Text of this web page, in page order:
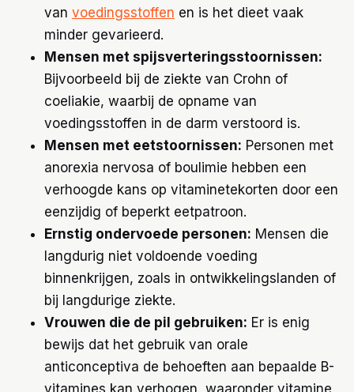
van voedingsstoffen en is het dieet vaak
minder gevarieerd.
Mensen met spijsverteringsstoornissen:
Bijvoorbeeld bij de ziekte van Crohn of
coeliakie, waarbij de opname van
voedingsstoffen in de darm verstoord is.
Mensen met eetstoornissen: Personen met
anorexia nervosa of boulimie hebben een
verhoogde kans op vitaminetekorten door een
eenzijdig of beperkt eetpatroon.
Ernstig ondervoede personen: Mensen die
langdurig niet voldoende voeding
binnenkrijgen, zoals in ontwikkelingslanden of
bij langdurige ziekte.
Vrouwen die de pil gebruiken: Er is enig
bewijs dat het gebruik van orale
anticonceptiva de behoeften aan bepaalde B-
vitamines kan verhogen, waaronder vitamine